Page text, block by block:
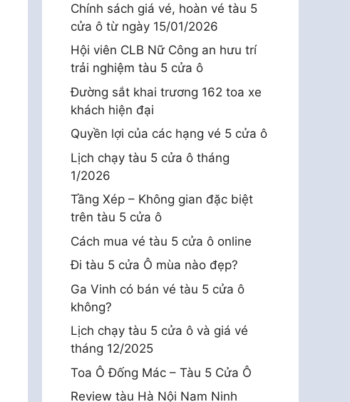
Chính sách giá vé, hoàn vé tàu 5
cửa ô từ ngày 15/01/2026
Hội viên CLB Nữ Công an hưu trí
trải nghiệm tàu 5 cửa ô
Đường sắt khai trương 162 toa xe
khách hiện đại
Quyền lợi của các hạng vé 5 cửa ô
Lịch chạy tàu 5 cửa ô tháng
1/2026
Tầng Xép – Không gian đặc biệt
trên tàu 5 cửa ô
Cách mua vé tàu 5 cửa ô online
Đi tàu 5 cửa Ô mùa nào đẹp?
Ga Vinh có bán vé tàu 5 cửa ô
không?
Lịch chạy tàu 5 cửa ô và giá vé
tháng 12/2025
Toa Ô Đống Mác – Tàu 5 Cửa Ô
Review tàu Hà Nội Nam Ninh